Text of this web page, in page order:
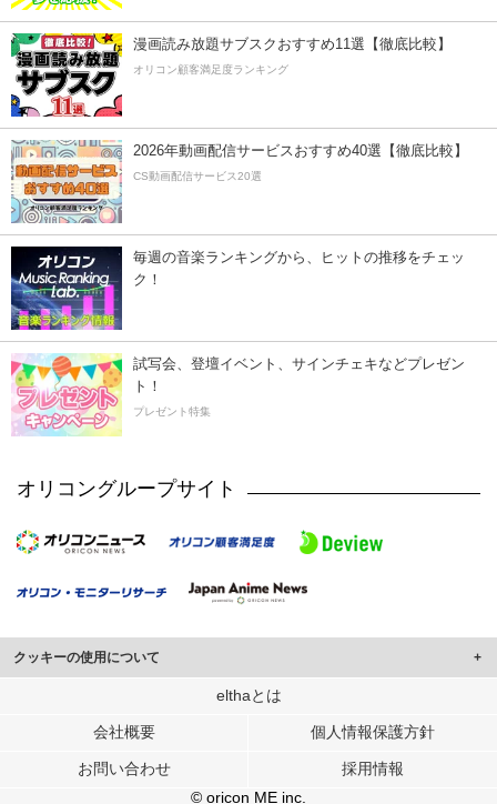
漫画読み放題サブスクおすすめ11選【徹底比較】
オリコン顧客満足度ランキング
2026年動画配信サービスおすすめ40選【徹底比較】
CS動画配信サービス20選
毎週の音楽ランキングから、ヒットの推移をチェッ
ク！
試写会、登壇イベント、サインチェキなどプレゼン
ト！
プレゼント特集
オリコングループサイト
クッキーの使用について
このサイトでは Cookie を使用して、ユーザーに合わせたコンテンツや広告の
行っています。
メディアや広告配信、データ解析の各パートナーに提供しています。
各パートナーは、この情報とユーザーが各パートナーに提供した他の情報や、
elthaとは
会社概要 個人情報保護方針
お問い合わせ
採用情報
© oricon ME inc.